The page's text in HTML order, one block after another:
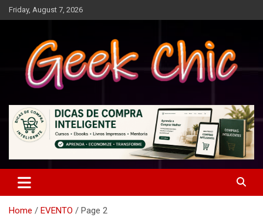
Skip
to
Friday, August 7, 2026
Geek Chic
Home EVENTO Page 2